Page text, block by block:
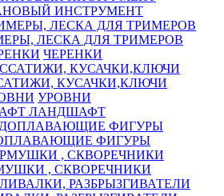
ИНСТРУМЕНТ
ЛЕСКА ДЛЯ ТРИМЕРОВ
ЧЕРЕНКИ
КУСАЧКИ,КЛЮЧИ
УРОВНИ
ЛАНДШАФТ
ФИГУРЫ
, СКВОРЕЧНИКИ